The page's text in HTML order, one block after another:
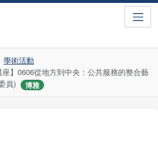
學術活動
座】0606從地方到中央：公共服務的整合藝
員)
博雅